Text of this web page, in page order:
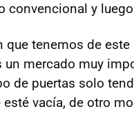
convencional y
que tenemos de este
un mercado muy
de puertas solo
esté vacía, de otro